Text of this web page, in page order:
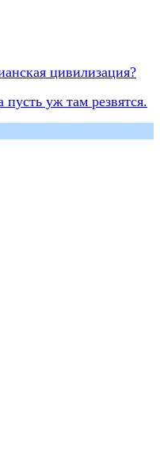
цивилизация?
уж там резвятся.